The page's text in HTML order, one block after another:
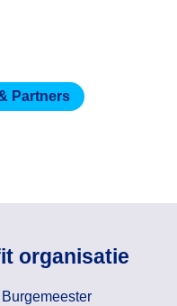
Partners
organisatie